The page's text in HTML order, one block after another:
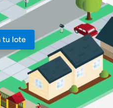
tu lote